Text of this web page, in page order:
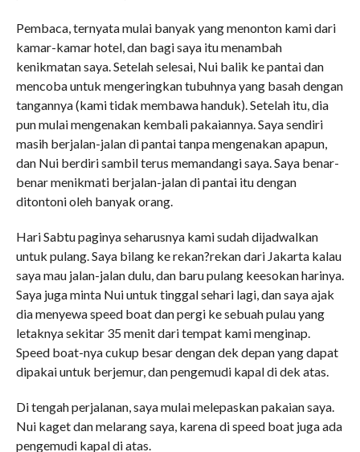
Pembaca, ternyata mulai banyak yang menonton kami dari
kamar-kamar hotel, dan bagi saya itu menambah
kenikmatan saya. Setelah selesai, Nui balik ke pantai dan
mencoba untuk mengeringkan tubuhnya yang basah dengan
tangannya (kami tidak membawa handuk). Setelah itu, dia
pun mulai mengenakan kembali pakaiannya. Saya sendiri
masih berjalan-jalan di pantai tanpa mengenakan apapun,
dan Nui berdiri sambil terus memandangi saya. Saya benar-
benar menikmati berjalan-jalan di pantai itu dengan
ditontoni oleh banyak orang.
Hari Sabtu paginya seharusnya kami sudah dijadwalkan
untuk pulang. Saya bilang ke rekan?rekan dari Jakarta kalau
saya mau jalan-jalan dulu, dan baru pulang keesokan harinya.
Saya juga minta Nui untuk tinggal sehari lagi, dan saya ajak
dia menyewa speed boat dan pergi ke sebuah pulau yang
letaknya sekitar 35 menit dari tempat kami menginap.
Speed boat-nya cukup besar dengan dek depan yang dapat
dipakai untuk berjemur, dan pengemudi kapal di dek atas.
Di tengah perjalanan, saya mulai melepaskan pakaian saya.
Nui kaget dan melarang saya, karena di speed boat juga ada
pengemudi kapal di atas.